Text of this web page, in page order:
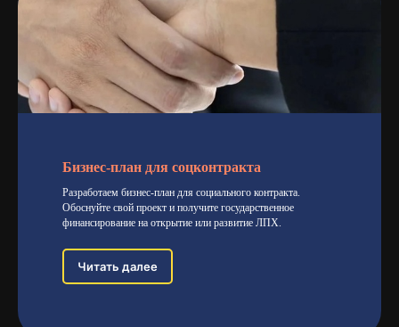
Бизнес-план для соцконтракта
Разработаем бизнес-план для социального контракта.
Обоснуйте свой проект и получите государственное
финансирование на открытие или развитие ЛПХ.
Читать далее